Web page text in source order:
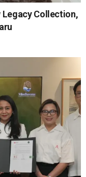
Legacy Collection,